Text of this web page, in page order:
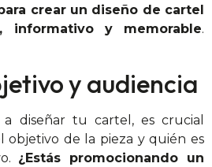
crear un diseño de cartel
informativo y memorable.
y audiencia
diseñar tu cartel, es crucial
objetivo de la pieza y quién es
¿Estás promocionando un